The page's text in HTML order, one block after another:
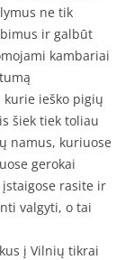
ne tik
ir galbūt
kambariai
ieško pigių
šiek tiek toliau
namus, kuriuose
gerokai
rasite ir
valgyti, o tai
į Vilnių tikrai